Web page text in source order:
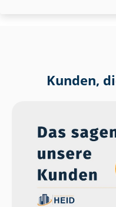
Kunden,